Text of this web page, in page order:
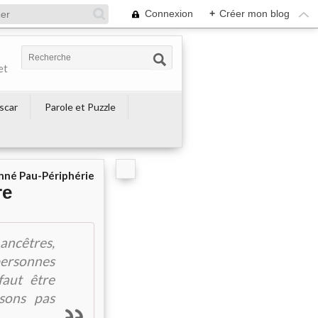
Connexion + Créer mon blog
Parole et Puzzle
Pau-Périphérie
être
pas